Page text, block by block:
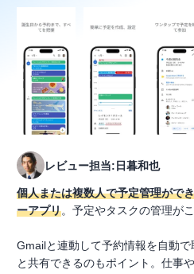
レビュー担当:日暮和也
個人または複数人で予定管理がで
ーアプリ。予定やタスクの管理が
Gmailと連動して予約情報を自動
と共有できるのもポイント。仕事